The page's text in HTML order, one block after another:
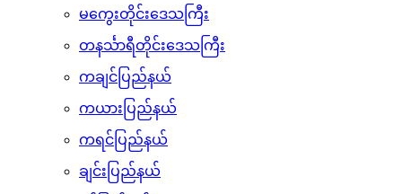
မကွေးတိုင်းဒေသကြီး
တနင်္သာရီတိုင်းဒေသကြီး
ကချင်ပြည်နယ်
ကယားပြည်နယ်
ကရင်ပြည်နယ်
ချင်းပြည်နယ်